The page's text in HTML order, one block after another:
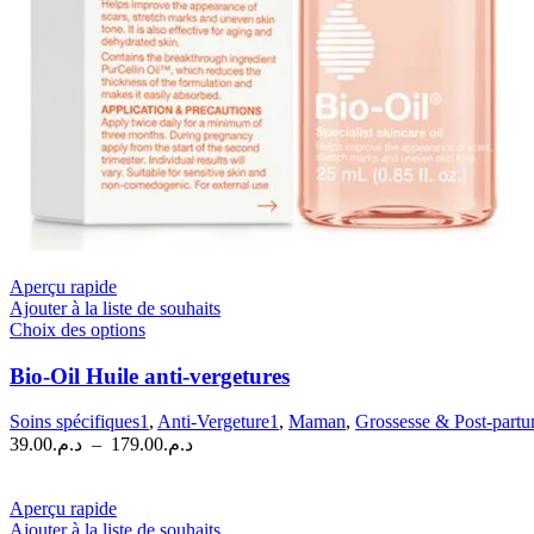
Aperçu rapide
Ajouter à la liste de souhaits
Choix des optionsCe
a
plusieurs
variations.
Les
options
choisies
Bio-Oil Huile anti-vergetures
Soins spécifiques1, Anti-Vergeture1, Maman, Grossesse & Post-
د.م.39.00 – د.م.179.00
Plage
à
Aperçu rapide